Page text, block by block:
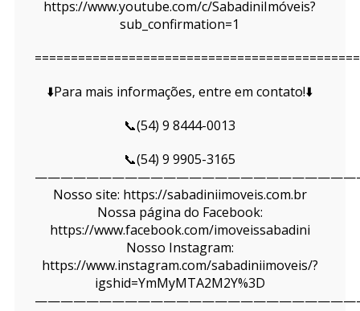
https://www.youtube.com/c/SabadiniImóveis?
sub_confirmation=1
⬇️Para mais informações, entre em contato!⬇️
📞(54) 9 8444-0013
📞(54) 9 9905-3165
Nosso site: https://sabadiniimoveis.com.br
Nossa página do Facebook:
https://www.facebook.com/imoveissabadini
Nosso Instagram:
https://www.instagram.com/sabadiniimoveis/?
igshid=YmMyMTA2M2Y%3D